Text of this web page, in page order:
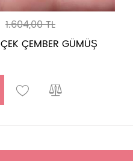
1.604,00 TL
ÇEMBER GÜMÜŞ